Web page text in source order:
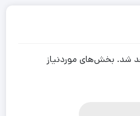
شد. بخش‌های موردنیاز